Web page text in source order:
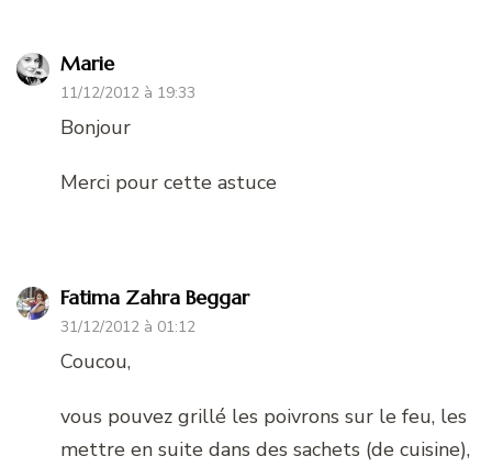
Marie
11/12/2012 à 19:33
Bonjour
Merci pour cette astuce
Fatima Zahra Beggar
31/12/2012 à 01:12
Coucou,
vous pouvez grillé les poivrons sur le feu, les
mettre en suite dans des sachets (de cuisine),